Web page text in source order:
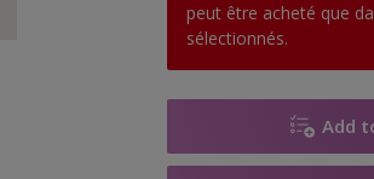
peut être acheté que
sélectionnés.
Add